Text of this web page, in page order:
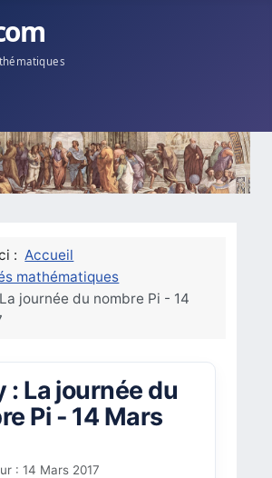
: Accueil
mathématiques
journée du nombre Pi - 14
: La journée du
Pi - 14 Mars
: 14 Mars 2017